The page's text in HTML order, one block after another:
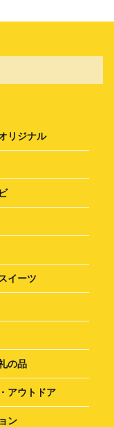
リジナル
イーツ
の品
アウトドア
ン